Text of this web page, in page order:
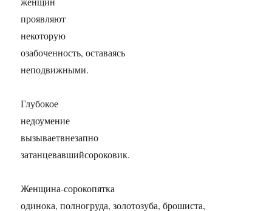
проявляют
некоторую
озабоченность, оставаясь
неподвижными.
Глубокое
недоумение
вызываетвнезапно
затанцевавшийсороковик.
Женщина-сорокопятка
одинока, полногруда, золотозуба, брошиста,